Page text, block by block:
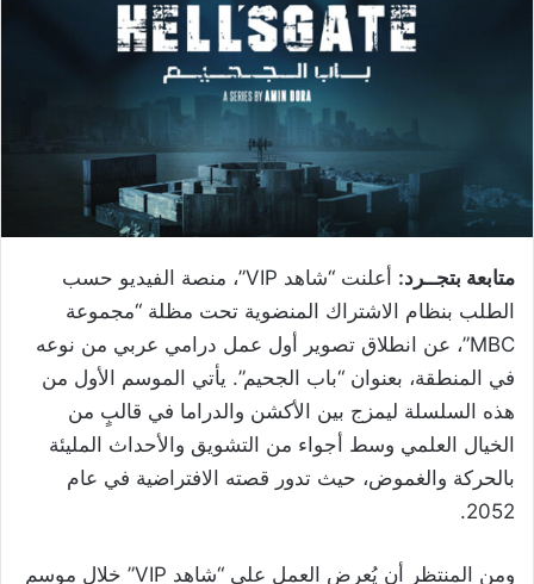
متابعة بتجــرد:
أعلنت “شاهد VIP”، منصة الفيديو حسب
الطلب بنظام الاشتراك المنضوية تحت مظلة “مجموعة
MBC”، عن انطلاق تصوير أول عمل درامي عربي من نوعه
في المنطقة، بعنوان “باب الجحيم”. يأتي الموسم الأول من
هذه السلسلة ليمزج بين الأكشن والدراما في قالبٍ من
الخيال العلمي وسط أجواء من التشويق والأحداث المليئة
بالحركة والغموض، حيث تدور قصته الافتراضية في عام
2052.
ومن المنتظر أن يُعرض العمل على “شاهد VIP” خلال موسم